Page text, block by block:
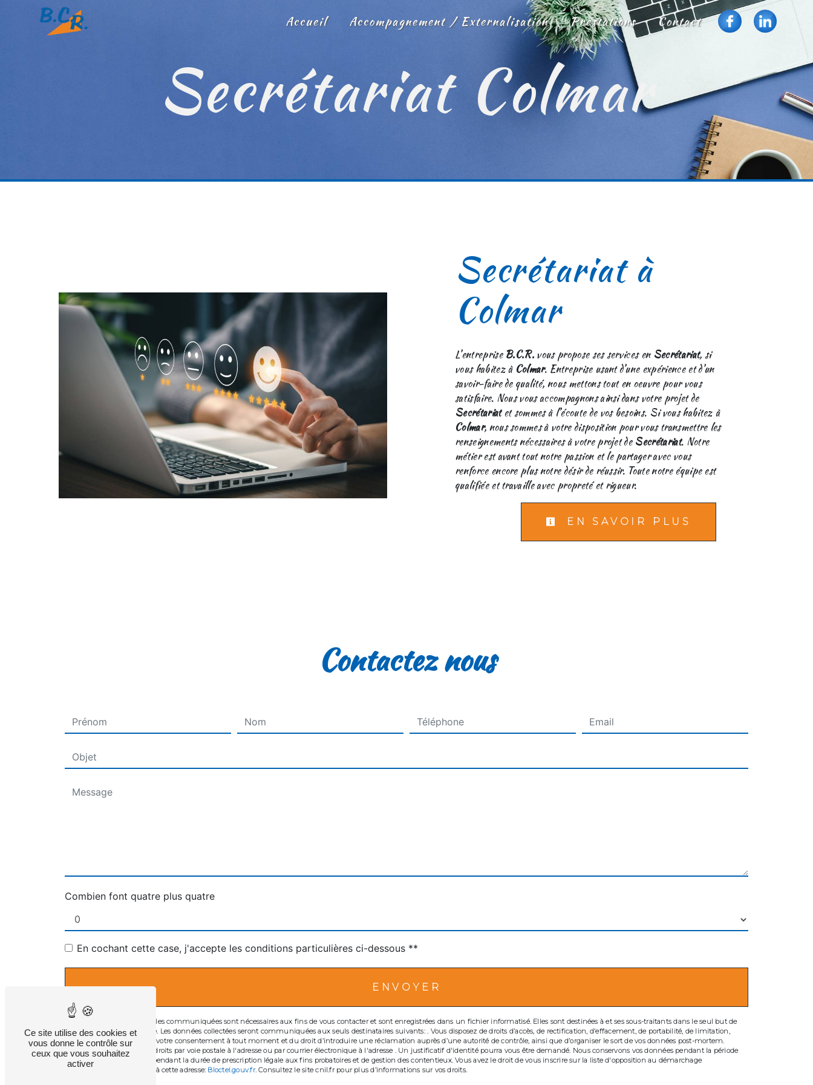
Accueil Accompagnement / Externalisation Prestations Contact
Secrétariat Colmar
Secrétariat à
Colmar
L’entreprise B.C.R.vous propose ses services en Secrétariat, si
vous habitez à Colmar. Entreprise usant d’une expérience et d’un
savoir-faire de qualité, nous mettons tout en oeuvre pour vous
satisfaire. Nous vous accompagnons ainsi dans votre projet de
Secrétariatet sommes à l’écoute de vos besoins. Si vous habitez à
Colmar, nous sommes à votre disposition pour vous transmettre les
renseignements nécessaires à votre projet de Secrétariat. Notre
métier est avant tout notre passion et le partager avec vous
renforce encore plus notre désir de réussir. Toute notre équipe est
qualifiée et travaille avec propreté et rigueur.
EN SAVOIR PLUS
Contactez nous
Combien font quatre plus quatre
En cochant cette case, j'accepte les conditions particulières ci-dessous **
ENVOYER
** Les données personnelles communiquées sont nécessaires aux fins de vous contacter et sont enregistrées dans un fichier informatisé. Elles sont destinées à et ses sous-traitants dans le seul but de
répondre à votre message. Les données collectées seront communiquées aux seuls destinataires suivants: . Vous disposez de droits d’accès, de rectification, d’effacement, de portabilité, de limitation,
d’opposition, de retrait de votre consentement à tout moment et du droit d’introduire une réclamation auprès d’une autorité de contrôle, ainsi que d’organiser le sort de vos données post-mortem.
Vous pouvez exercer ces droits par voie postale à l'adresse ou par courrier électronique à l'adresse . Un justificatif d'identité pourra vous être demandé. Nous conservons vos données pendant la période
de prise de contact puis pendant la durée de prescription légale aux fins probatoires et de gestion des contentieux. Vous avez le droit de vous inscrire sur la liste d'opposition au démarchage
téléphonique, disponible à cette adresse: Bloctel.gouv.fr. Consultez le site cnil.fr pour plus d’informations sur vos droits.
Panneau de gestion des cookies
Ce site utilise des cookies et
vous donne le contrôle sur
ceux que vous souhaitez
activer